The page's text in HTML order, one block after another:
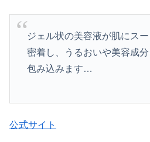
ジェル状の美容液が肌にス
密着し、うるおいや美容成
包み込みます…
公式サイト